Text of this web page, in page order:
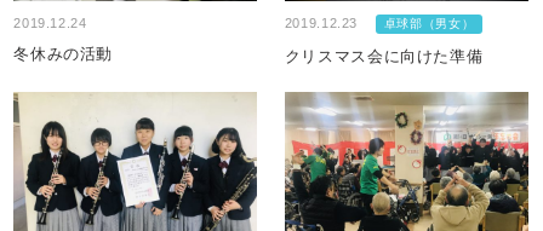
2019.12.24
冬休みの活動
2019.12.23 卓球部（男女）
クリスマス会に向けた準備